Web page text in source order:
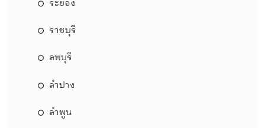
ระยอง
ราชบุรี
ลพบุรี
ลำปาง
ลำพูน